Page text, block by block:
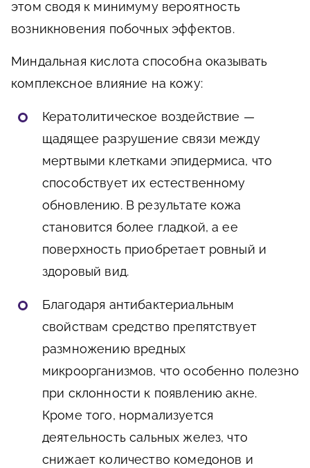
этом сводя к минимуму вероятность
возникновения побочных эффектов.
Миндальная кислота способна оказывать
комплексное влияние на кожу:
Кератолитическое воздействие —
щадящее разрушение связи между
мертвыми клетками эпидермиса, что
способствует их естественному
обновлению. В результате кожа
становится более гладкой, а ее
поверхность приобретает ровный и
здоровый вид.
Благодаря антибактериальным
свойствам средство препятствует
размножению вредных
микроорганизмов, что особенно полезно
при склонности к появлению акне.
Кроме того, нормализуется
деятельность сальных желез, что
снижает количество комедонов и